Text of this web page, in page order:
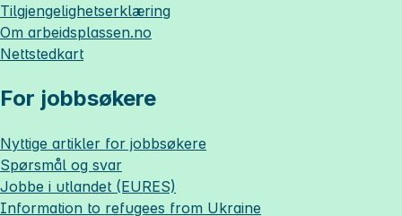
Tilgjengelighetserklæring
Om arbeidsplassen.no
Nettstedkart
For jobbsøkere
Nyttige artikler for jobbsøkere
Spørsmål og svar
Jobbe i utlandet (EURES)
Information to refugees from Ukraine